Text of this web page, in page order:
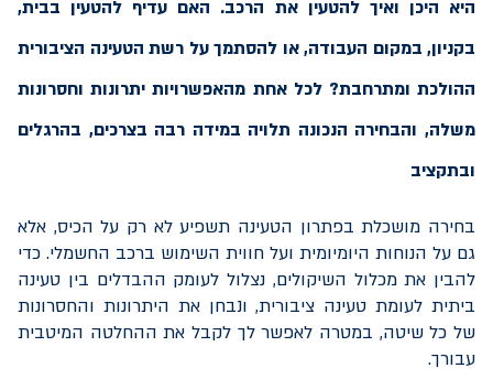
היא היכן ואיך להטעין את הרכב. האם עדיף להטעין בבית,
בקניון, במקום העבודה, או להסתמך על רשת הטעינה הציבורית
ההולכת ומתרחבת? לכל אחת מהאפשרויות יתרונות וחסרונות
משלה, והבחירה הנכונה תלויה במידה רבה בצרכים, בהרגלים
ובתקציב
בחירה מושכלת בפתרון הטעינה תשפיע לא רק על הכיס, אלא
גם על הנוחות היומיומית ועל חווית השימוש ברכב החשמלי. כדי
להבין את מכלול השיקולים, נצלול לעומק ההבדלים בין טעינה
ביתית לעומת טעינה ציבורית, ונבחן את היתרונות והחסרונות
של כל שיטה, במטרה לאפשר לך לקבל את ההחלטה המיטבית
עבורך.